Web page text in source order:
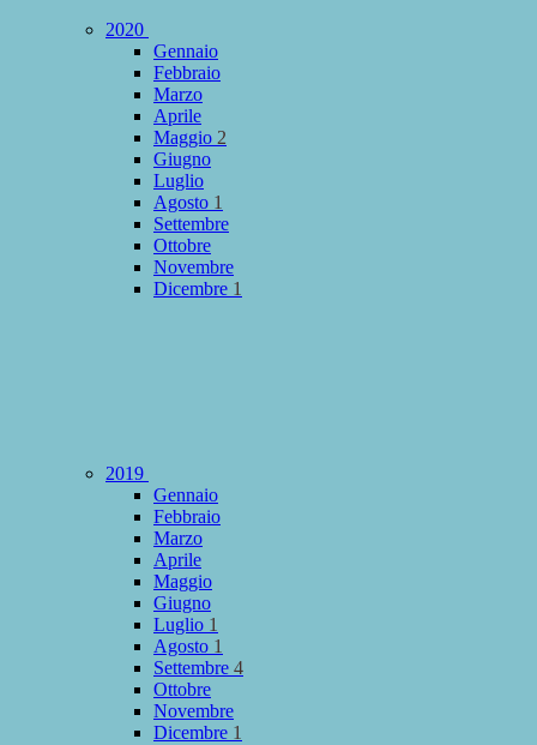
2020
Gennaio
Febbraio
Marzo
Aprile
Maggio 2
Giugno
Luglio
Agosto 1
Settembre
Ottobre
Novembre
Dicembre 1
2019
Gennaio
Febbraio
Marzo
Aprile
Maggio
Giugno
Luglio 1
Agosto 1
Settembre 4
Ottobre
Novembre
Dicembre 1